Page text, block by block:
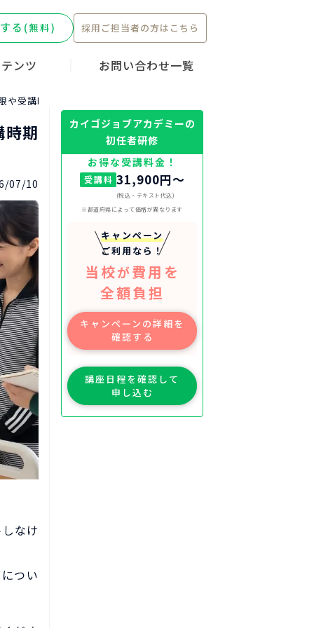
る (無料) 採用ご担当者の方はこちら
ンツ
ャンペー
ストーリ
お問い合わせ一覧
受講時期について解説！
期
07/10
なけ
つい
カイゴジョブアカデミーの
初任者研修
お得な受講料金！
受講料 31,900円〜
(税込・テキスト代込)
※都道府県によって価格が異なります
キャンペーン
ご利用なら！
当校が費用を
全額負担
キャンペーンの詳細を
確認する
講座日程を確認して
申し込む